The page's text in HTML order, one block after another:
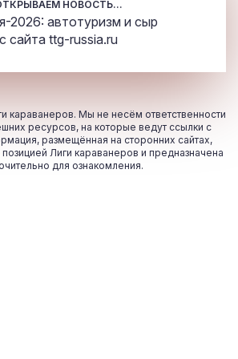
НОВОСТЬ...
2026: автотуризм и сыр
с сайта ttg-russia.ru
караванеров. Мы не несём ответственности
ресурсов, на которые ведут ссылки с
размещённая на сторонних сайтах,
Лиги караванеров и предназначена
для ознакомления.